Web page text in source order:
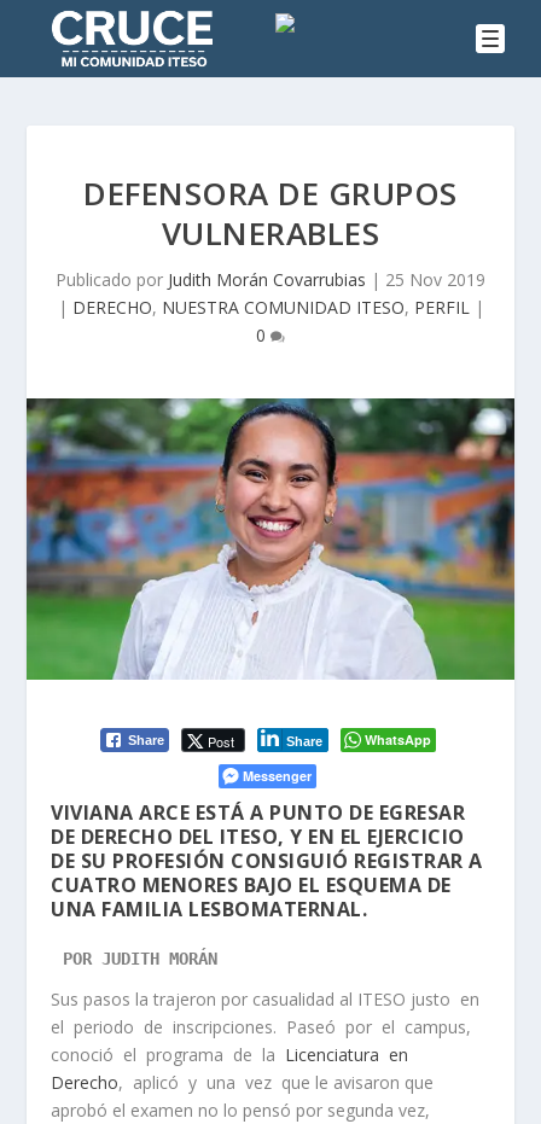
DEFENSORA DE GRUPOS
VULNERABLES
Publicado por Judith Morán Covarrubias | 25 Nov 2019
| DERECHO, NUESTRA COMUNIDAD ITESO, PERFIL|
0
Share Post Share
WhatsApp
Messenger
VIVIANA ARCE ESTÁ A PUNTO DE EGRESAR
DE DERECHO DEL ITESO, Y EN EL EJERCICIO
DE SU PROFESIÓN CONSIGUIÓ REGISTRAR A
CUATRO MENORES BAJO EL ESQUEMA DE
UNA FAMILIA LESBOMATERNAL.
POR JUDITH MORÁN
Sus pasos la trajeron por casualidad al ITESO justo en
el periodo de inscripciones. Paseó por el campus,
conoció el programa de la Licenciatura en
Derecho, aplicó y una vez que le avisaron que
aprobó el examen no lo pensó por segunda vez,